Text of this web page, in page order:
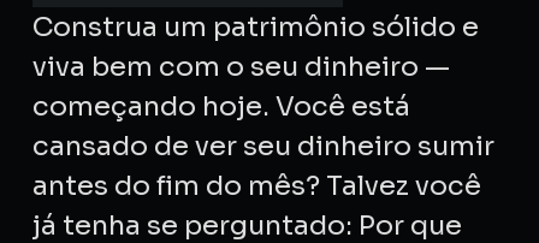
Construa um patrimônio sólido e
viva bem com o seu dinheiro —
começando hoje. Você está
cansado de ver seu dinheiro sumir
antes do fim do mês? Talvez você
já tenha se perguntado: Por que